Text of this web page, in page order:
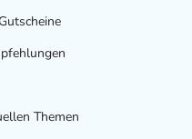
Themen